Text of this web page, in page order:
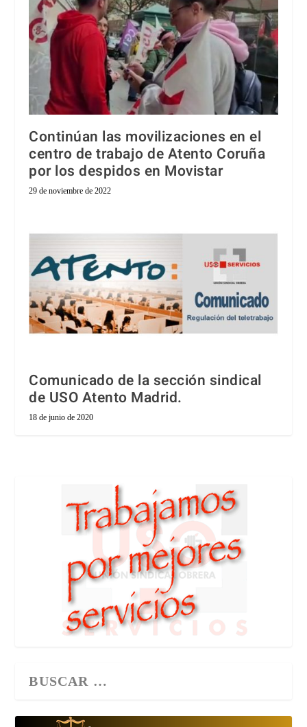
Continúan las movilizaciones en el
centro de trabajo de Atento Coruña
por los despidos en Movistar
29 de noviembre de 2022
Comunicado de la sección sindical
de USO Atento Madrid.
18 de junio de 2020